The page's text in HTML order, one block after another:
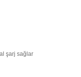
şarj sağlar